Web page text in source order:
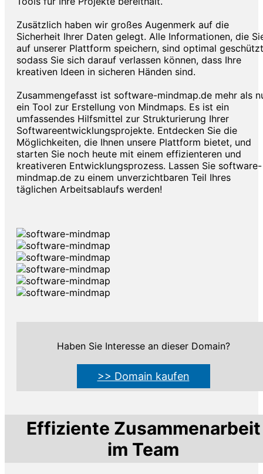
Zusätzlich haben wir großes Augenmerk auf die
Sicherheit Ihrer Daten gelegt. Alle Informationen, die
auf unserer Plattform speichern, sind optimal
sodass Sie sich darauf verlassen können, dass Ihre
kreativen Ideen in sicheren Händen sind.
Zusammengefasst ist software-mindmap.de mehr als
ein Tool zur Erstellung von Mindmaps. Es ist ein
umfassendes Hilfsmittel zur Strukturierung Ihrer
Softwareentwicklungsprojekte. Entdecken Sie die
Möglichkeiten, die Ihnen unsere Plattform bietet, und
starten Sie noch heute mit einem effizienteren und
kreativeren Entwicklungsprozess. Lassen Sie software-
mindmap.de zu einem unverzichtbaren Teil Ihres
täglichen Arbeitsablaufs werden!
Haben Sie Interesse an dieser Domain?
>> Domain kaufen
Effiziente Zusammenarbeit
im Team